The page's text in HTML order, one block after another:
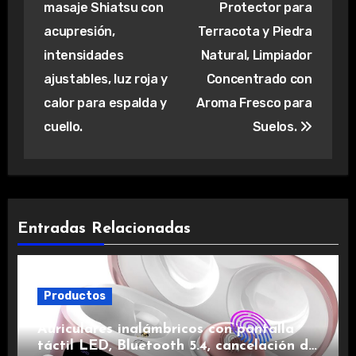
entradas
masaje Shiatsu con
acupresión,
intensidades
ajustables, luz roja y
calor para espalda y
cuello.
Protector para
Terracota y Piedra
Natural, Limpiador
Concentrado con
Aroma Fresco para
Suelos.
Entradas Relacionadas
Productos
Auriculares inalámbricos con pantalla
táctil LED, Bluetooth 5.4, cancelación de